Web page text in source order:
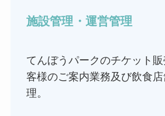
施設管理・運営管理
てんぼうパークのチケット
客様のご案内業務及び飲食
理。